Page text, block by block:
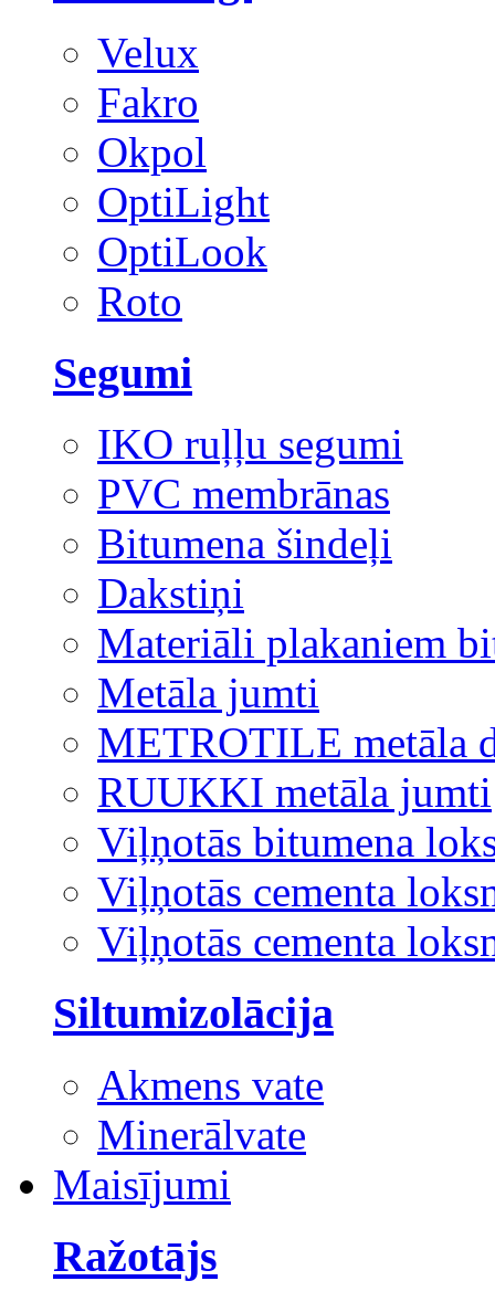
Velux
Fakro
Okpol
OptiLight
OptiLook
Roto
Segumi
IKO ruļļu segumi
PVC membrānas
Bitumena šindeļi
Dakstiņi
Materiāli plakaniem
Metāla jumti
METROTILE metāla
RUUKKI metāla jumti
Viļņotās bitumena
Viļņotās cementa
Viļņotās cementa
Siltumizolācija
Akmens vate
Minerālvate
Maisījumi
Ražotājs